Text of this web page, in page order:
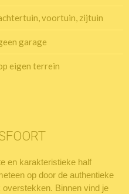
voortuin, zijtuin
garage
eigen terrein
en karakteristieke half
op door de authentieke
Binnen vind je